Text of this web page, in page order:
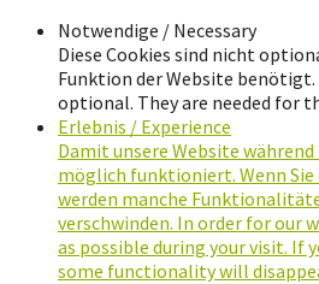
Notwendige / Necessary
Diese Cookies sind nicht
Funktion der Website benötigt.
optional. They are needed for
Erlebnis / Experience
Damit unsere Website
möglich funktioniert. Wenn Sie
werden manche
verschwinden. In order for our
as possible during your visit. If
some functionality will